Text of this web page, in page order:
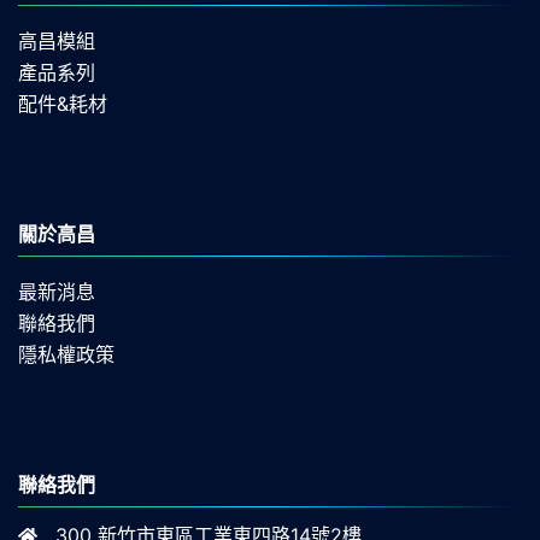
高昌模組
產品系列
配件&耗材
關於高昌
最新消息
聯絡我們
隱私權政策
聯絡我們
300 新竹市東區工業東四路14號2樓